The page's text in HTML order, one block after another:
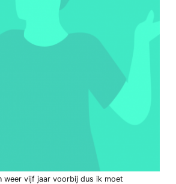
weer vijf jaar voorbij dus ik moet